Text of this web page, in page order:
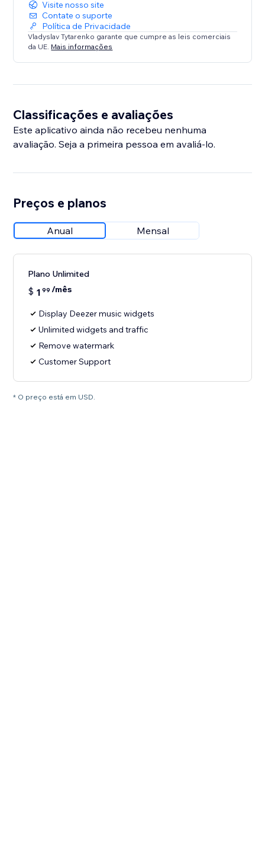
Visite nosso site
Contate o suporte
Política de Privacidade
Vladyslav Tytarenko garante que cumpre as leis comerciais
da UE. Mais informações
Classificações e avaliações
Este aplicativo ainda não recebeu nenhuma
avaliação. Seja a primeira pessoa em avaliá-lo.
Preços e planos
Anual Mensal
Plano Unlimited
$ 1 99 /mês
Display Deezer music widgets
Unlimited widgets and traffic
Remove watermark
Customer Support
* O preço está em USD.